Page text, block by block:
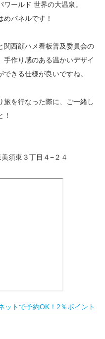
ールド 世界の大温泉。
パネルです！
関西顔ハメ看板普及委員会の
手作り感のある温かいデザイ
きる仕様が良いですね。
旅を行なった際に、ご一緒し
須東３丁目４−２４
ットで予約OK！2％ポイント